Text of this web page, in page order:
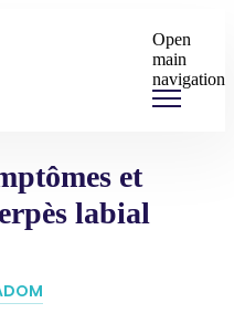
Open
main
navigation
et
labial